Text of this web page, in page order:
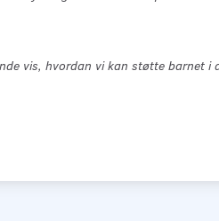
vis, hvordan vi kan støtte barnet